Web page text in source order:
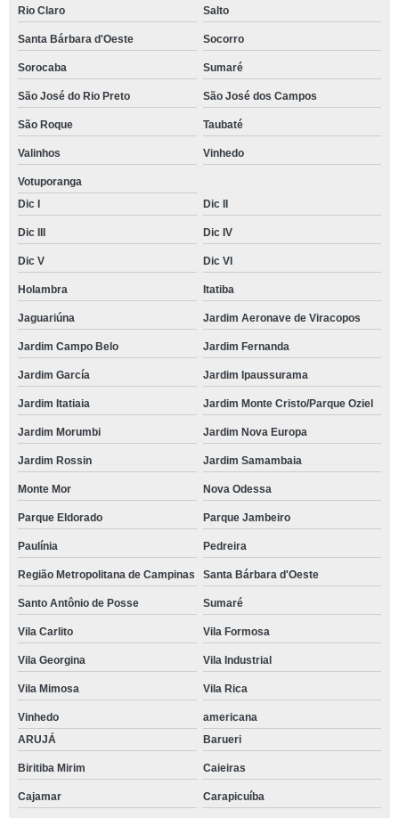
Rio Claro Salto
Santa Bárbara d'Oeste Socorro
Sorocaba Sumaré
São José do Rio Preto São José dos Campos
São Roque Taubaté
Valinhos Vinhedo
Votuporanga
Dic I
Dic II
Dic III Dic IV
Dic V Dic VI
Holambra Itatiba
Jaguariúna Jardim Aeronave de Viracopos
Jardim Campo Belo Jardim Fernanda
Jardim García Jardim Ipaussurama
Jardim Itatiaia Jardim Monte Cristo/Parque Oziel
Jardim Morumbi Jardim Nova Europa
Jardim Rossin Jardim Samambaia
Monte Mor Nova Odessa
Parque Eldorado Parque Jambeiro
Paulínia Pedreira
Região Metropolitana de Campinas Santa Bárbara d'Oeste
Santo Antônio de Posse Sumaré
Vila Carlito Vila Formosa
Vila Georgina Vila Industrial
Vila Mimosa Vila Rica
Vinhedo
americana
ARUJÁ
Barueri
Biritiba Mirim Caieiras
Cajamar Carapicuíba